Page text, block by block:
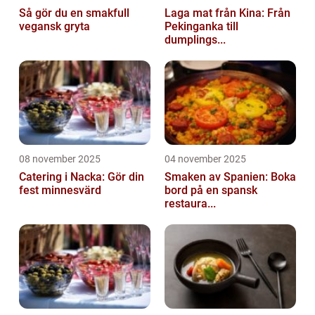
Så gör du en smakfull
vegansk gryta
Laga mat från Kina: Från
Pekinganka till
dumplings...
08 november 2025
Catering i Nacka: Gör din
fest minnesvärd
04 november 2025
Smaken av Spanien: Boka
bord på en spansk
restaura...